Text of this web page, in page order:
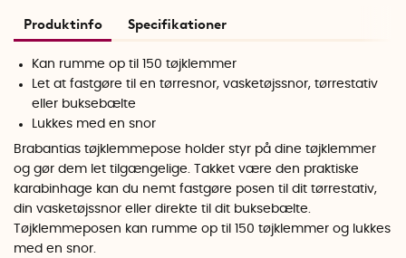
Produktinfo Specifikationer
Kan rumme op til 150 tøjklemmer
Let at fastgøre til en tørresnor, vasketøjssnor, tørrestativ
eller buksebælte
Lukkes med en snor
Brabantias tøjklemmepose holder styr på dine tøjklemmer
og gør dem let tilgængelige. Takket være den praktiske
karabinhage kan du nemt fastgøre posen til dit tørrestativ,
din vasketøjssnor eller direkte til dit buksebælte.
Tøjklemmeposen kan rumme op til 150 tøjklemmer og lukkes
med en snor.